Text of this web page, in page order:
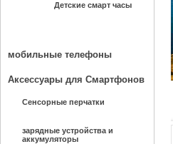
Детские смарт часы
мобильные телефоны
Аксессуары для Смартфонов
Сенсорные перчатки
зарядные устройства и
аккумуляторы